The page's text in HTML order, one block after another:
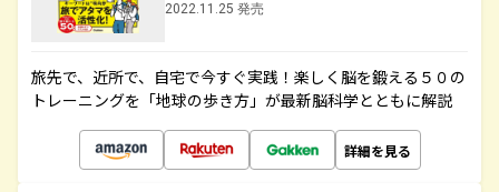
2022.11.25 発売
旅先で、近所で、自宅で今すぐ実践！楽しく脳を鍛える５０の
トレーニングを「地球の歩き方」が最新脳科学とともに解説
詳細を見る